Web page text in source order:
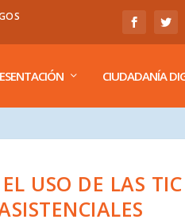
CIUDADANÍA
USO DE LAS